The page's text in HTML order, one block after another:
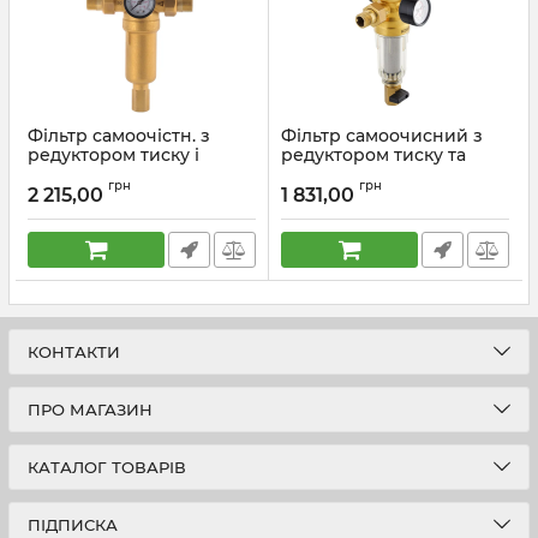
Фільтр самоочістн. з
редуктором тиску і
KR.1249 3/4" ЗР (KR2962)
Артикул: KR2962
2 215,00 грн
Фільтр самоочисний з
редуктором тиску та
- 3/4" (KR3188)
Артикул: KR3188
1 831,00 грн
КОНТАКТИ
ПРО МАГАЗИН
КАТАЛОГ ТОВАРІВ
ПІДПИСКА